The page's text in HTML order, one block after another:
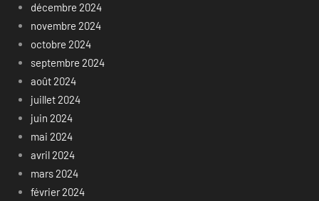
décembre 2024
novembre 2024
octobre 2024
septembre 2024
août 2024
juillet 2024
juin 2024
mai 2024
avril 2024
mars 2024
février 2024